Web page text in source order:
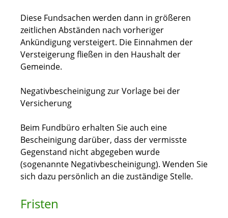
Diese Fundsachen werden dann in größeren
zeitlichen Abständen nach vorheriger
Ankündigung versteigert. Die Einnahmen der
Versteigerung fließen in den Haushalt der
Gemeinde.
Negativbescheinigung zur Vorlage bei der
Versicherung
Beim Fundbüro erhalten Sie auch eine
Bescheinigung darüber, dass der vermisste
Gegenstand nicht abgegeben wurde
(sogenannte Negativbescheinigung). Wenden Sie
sich dazu persönlich an die zuständige Stelle.
Fristen